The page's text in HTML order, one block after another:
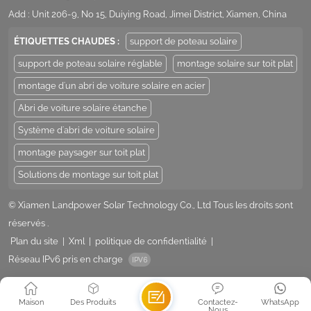
Add : Unit 206-9, No 15, Duiying Road, Jimei District, Xiamen, China
ÉTIQUETTES CHAUDES : support de poteau solaire
support de poteau solaire réglable montage solaire sur toit plat
montage d'un abri de voiture solaire en acier
Abri de voiture solaire étanche
Système d'abri de voiture solaire
montage paysager sur toit plat
Solutions de montage sur toit plat
© Xiamen Landpower Solar Technology Co., Ltd Tous les droits sont
réservés .
Plan du site
Xml politique de confidentialité
Réseau IPv6 pris en charge
Maison Des Produits WhatsApp
Contactez-